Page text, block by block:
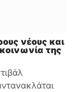
νέους και
κοινωνία της